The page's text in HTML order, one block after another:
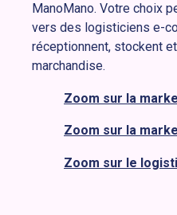
ManoMano. Votre choix
vers des logisticiens e-
réceptionnent, stockent
marchandise.
Zoom sur la
Zoom sur la
Zoom sur le